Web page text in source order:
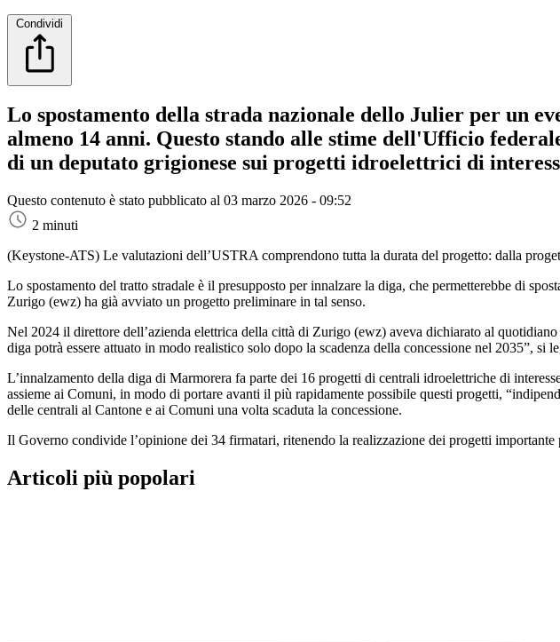
Condividi
Lo spostamento della strada nazionale dello Julier per un
almeno 14 anni. Questo stando alle stime dell'Ufficio
di un deputato grigionese sui progetti idroelettrici di
Questo contenuto è stato pubblicato al 03 marzo 2026 - 09:52
2 minuti
(Keystone-ATS) Le valutazioni dell’USTRA comprendono tutta la durata del progetto: dalla
Lo spostamento del tratto stradale è il presupposto per innalzare la diga, che permetterebbe di
Zurigo (ewz) ha già avviato un progetto preliminare in tal senso.
Nel 2024 il direttore dell’azienda elettrica della città di Zurigo (ewz) aveva dichiarato al
diga potrà essere attuato in modo realistico solo dopo la scadenza della concessione nel 2035”,
L’innalzamento della diga di Marmorera fa parte dei 16 progetti di centrali idroelettriche di
assieme ai Comuni, in modo di portare avanti il più rapidamente possibile questi progetti,
delle centrali al Cantone e ai Comuni una volta scaduta la concessione.
Il Governo condivide l’opinione dei 34 firmatari, ritenendo la realizzazione dei progetti importante
Articoli più popolari